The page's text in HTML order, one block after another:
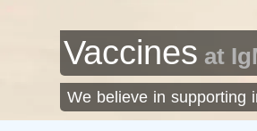
Vaccines at
We believe in supporting